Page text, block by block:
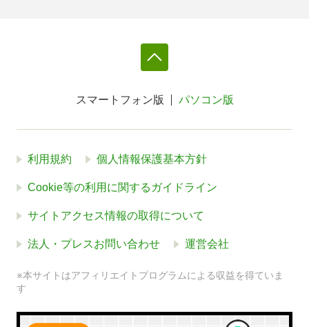
スマートフォン版 パソコン版
利用規約 個人情報保護基本方針
Cookie等の利用に関するガイドライン
サイトアクセス情報の取得について
法人・プレスお問い合わせ 運営会社
※本サイトはアフィリエイトプログラムによる収益を得ていま
す